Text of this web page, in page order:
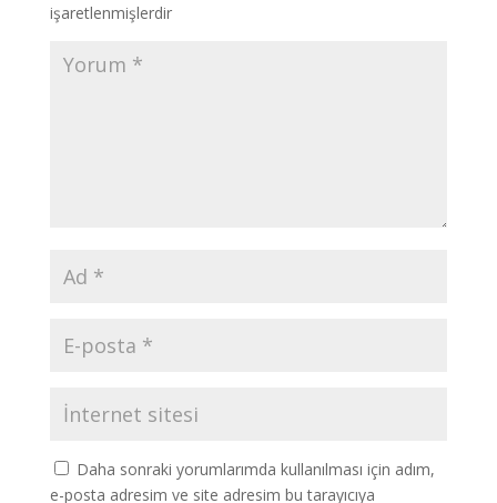
işaretlenmişlerdir
Daha sonraki yorumlarımda kullanılması için adım,
e-posta adresim ve site adresim bu tarayıcıya